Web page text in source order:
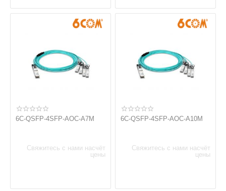
6C-QSFP-4SFP-AOC-A7M
Свяжитесь с нами насчёт
цены
6C-QSFP-4SFP-AOC-A10M
Свяжитесь с нами насчёт
цены